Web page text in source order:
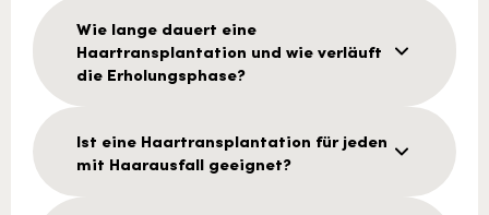
Wie lange dauert eine
Haartransplantation und wie verläuft
die Erholungsphase?
Ist eine Haartransplantation für jeden
mit Haarausfall geeignet?